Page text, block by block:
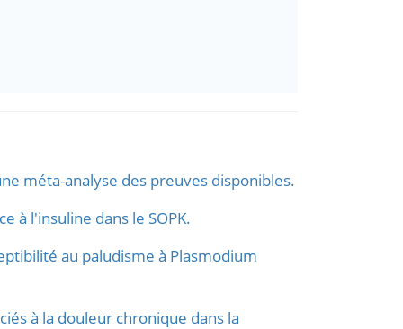
méta-analyse des preuves disponibles.
à l'insuline dans le SOPK.
au paludisme à Plasmodium
à la douleur chronique dans la